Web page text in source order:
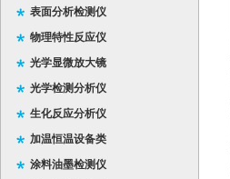
表面分析检测仪
物理特性反应仪
光学显微放大镜
光学检测分析仪
生化反应分析仪
加温恒温设备类
涂料油墨检测仪